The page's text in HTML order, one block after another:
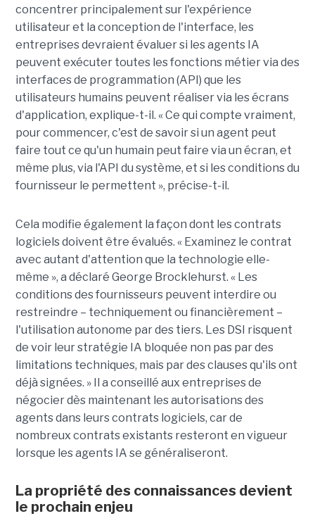
concentrer principalement sur l'expérience
utilisateur et la conception de l'interface, les
entreprises devraient évaluer si les agents IA
peuvent exécuter toutes les fonctions métier via des
interfaces de programmation (API) que les
utilisateurs humains peuvent réaliser via les écrans
d'application, explique-t-il. « Ce qui compte vraiment,
pour commencer, c'est de savoir si un agent peut
faire tout ce qu'un humain peut faire via un écran, et
même plus, via l'API du système, et si les conditions du
fournisseur le permettent », précise-t-il.
Cela modifie également la façon dont les contrats
logiciels doivent être évalués. « Examinez le contrat
avec autant d'attention que la technologie elle-
même », a déclaré George Brocklehurst. « Les
conditions des fournisseurs peuvent interdire ou
restreindre – techniquement ou financièrement – ​​
l'utilisation autonome par des tiers. Les DSI risquent
de voir leur stratégie IA bloquée non pas par des
limitations techniques, mais par des clauses qu'ils ont
déjà signées. » Il a conseillé aux entreprises de
négocier dès maintenant les autorisations des
agents dans leurs contrats logiciels, car de
nombreux contrats existants resteront en vigueur
lorsque les agents IA se généraliseront.
La propriété des connaissances devient
le prochain enjeu